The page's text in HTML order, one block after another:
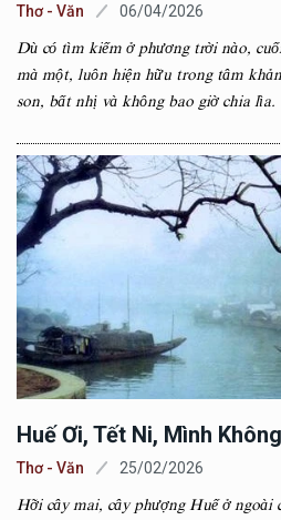
Thơ - Văn 06/04/2026
Dù có tìm kiếm ở phương trời nào,
mà một, luôn hiện hữu trong tâm
son, bất nhị và không bao giờ chia lìa.
Huế Ơi, Tết Ni, Mình
Thơ - Văn 25/02/2026
Hỡi cây mai, cây phượng Huế ở ngoài